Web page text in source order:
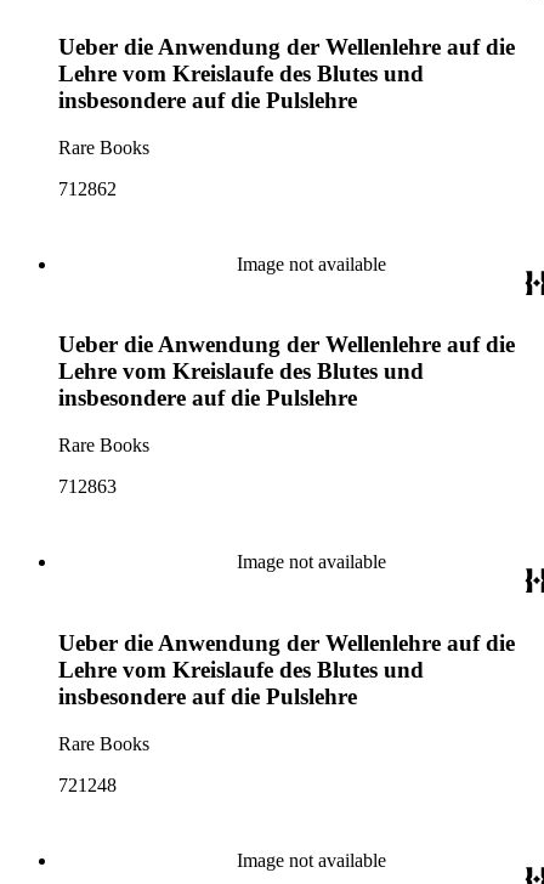
Ueber die Anwendung der Wellenlehre auf die
Lehre vom Kreislaufe des Blutes und
insbesondere auf die Pulslehre
Rare Books
712862
Image not available
Ueber die Anwendung der Wellenlehre auf die
Lehre vom Kreislaufe des Blutes und
insbesondere auf die Pulslehre
Rare Books
712863
Image not available
Ueber die Anwendung der Wellenlehre auf die
Lehre vom Kreislaufe des Blutes und
insbesondere auf die Pulslehre
Rare Books
721248
Image not available